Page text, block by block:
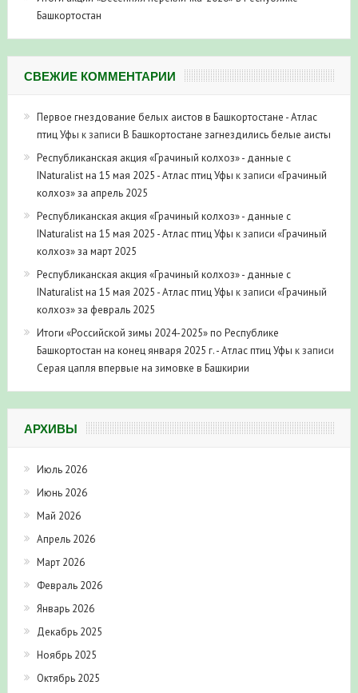
Башкортостан
СВЕЖИЕ КОММЕНТАРИИ
Первое гнездование белых аистов в Башкортостане - Атлас
птиц Уфы к записи В Башкортостане загнездились белые аисты
Республиканская акция «Грачиный колхоз» - данные с
INaturalist на 15 мая 2025 - Атлас птиц Уфы к записи «Грачиный
колхоз» за апрель 2025
Республиканская акция «Грачиный колхоз» - данные с
INaturalist на 15 мая 2025 - Атлас птиц Уфы к записи «Грачиный
колхоз» за март 2025
Республиканская акция «Грачиный колхоз» - данные с
INaturalist на 15 мая 2025 - Атлас птиц Уфы к записи «Грачиный
колхоз» за февраль 2025
Итоги «Российской зимы 2024-2025» по Республике
Башкортостан на конец января 2025 г. - Атлас птиц Уфы к записи
Серая цапля впервые на зимовке в Башкирии
АРХИВЫ
Июль 2026
Июнь 2026
Май 2026
Апрель 2026
Март 2026
Февраль 2026
Январь 2026
Декабрь 2025
Ноябрь 2025
Октябрь 2025